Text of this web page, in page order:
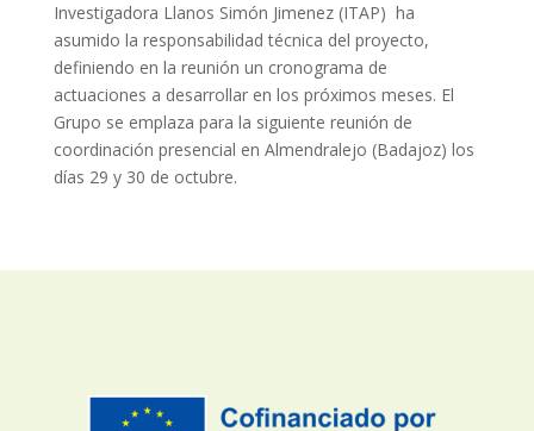
Investigadora Llanos Simón Jimenez (ITAP) ha
asumido la responsabilidad técnica del proyecto,
definiendo en la reunión un cronograma de
actuaciones a desarrollar en los próximos meses. El
Grupo se emplaza para la siguiente reunión de
coordinación presencial en Almendralejo (Badajoz) los
días 29 y 30 de octubre.